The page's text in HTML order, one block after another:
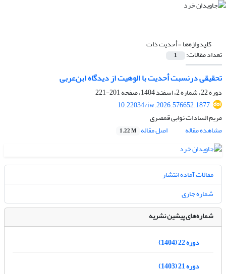
کلیدواژه‌ها =أحدیت ذات
تعداد مقالات: 1
تحقیقی درنسبت أحدیت با الوهیت از دیدگاه ابن‌عربی
دوره 22، شماره 2، اسفند 1404، صفحه
201-221
10.22034/iw.2026.576652.1877
مریم السادات نوابی قمصری
مشاهده مقاله
اصل مقاله 1.22 M
مقالات آماده انتشار
شماره جاری
شماره‌های پیشین نشریه
دوره 22 (1404)
دوره 21 (1403)